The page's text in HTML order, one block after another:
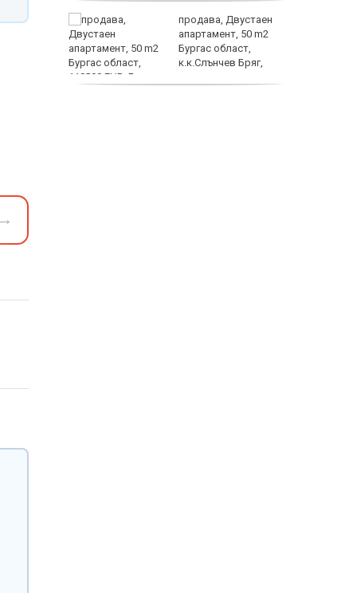
–
продава, Двустаен
апартамент, 50 m2
Бургас област,
к.к.Слънчев Бряг,
118000 EUR